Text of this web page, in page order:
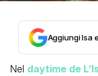
Aggiungi Isa
Nel daytime de